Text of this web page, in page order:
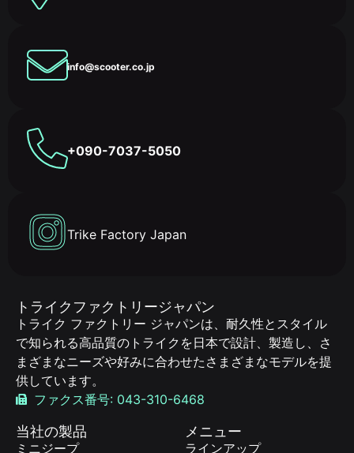
info@scooter.co.jp
+090-7037-5050
Trike Factory Japan
当社の製品
ミニジープ
メニュー
ラインアップ
トライクファクトリージャパン
トライク ファクトリー ジャパンは、耐久性とスタイル
で知られる高品質のトライクを日本で設計、製造し、さ
まざまなニーズや好みに合わせたさまざまなモデルを提
供しています。
ファクス番号: 043-310-6468